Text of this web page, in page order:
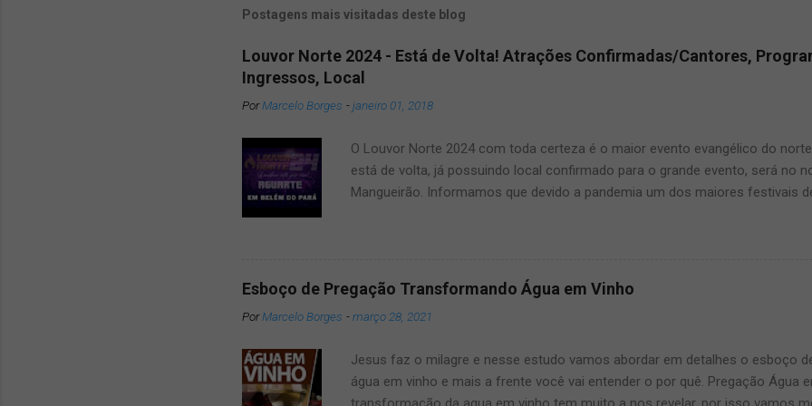
Postagens mais visitadas deste blog
Louvor Norte 2024 - Está de Volta! Atrações Confirmadas/Cantores,
Ingressos, Local
PorMarcelo Borges -janeiro 01, 2018
O Louvor Norte 2024 com toda certeza é o maior evento evangélico do
está de volta, já possuindo local confirmado para o grande evento, será no
Mangueirão. Informamos que devido a pandemia um dos maiores festivais
amigos este artigo que aqui mesmo, manteremos vocês muito bem
surpresas, por isso fique conosco que manteremos vocês atualizados! Veja
belém Porém qualquer novidade sobre o assunto manteremos vocês bem
das Atrações Confirmadas, Cantores, Programação, Ingressos e local do
mai...
Esboço de Pregação Transformando Água em Vinho
PorMarcelo Borges -março 28, 2021
Jesus faz o milagre e nesse estudo vamos abordar em detalhes o esboço
água em vinho e mais a frente você vai entender o por quê. Pregação Água